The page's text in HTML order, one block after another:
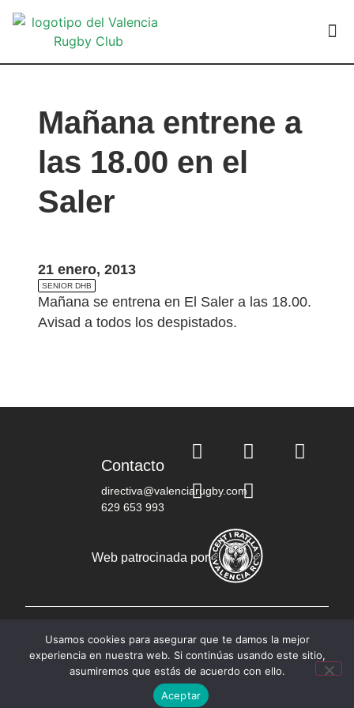
Mañana entrene a
las 18.00 en el
Saler
21 enero, 2013
SENIOR DHB
Mañana se entrena en El Saler a las 18.00.
Avisad a todos los despistados.
Contacto
directiva@valenciarugby.com
629 653 993
Web patrocinada por
reservados
Política de privacidad
Aviso legal
Usamos cookies para asegurar que te damos la mejor
experiencia en nuestra web. Si continúas usando este sitio,
asumiremos que estás de acuerdo con ello.
Aceptar